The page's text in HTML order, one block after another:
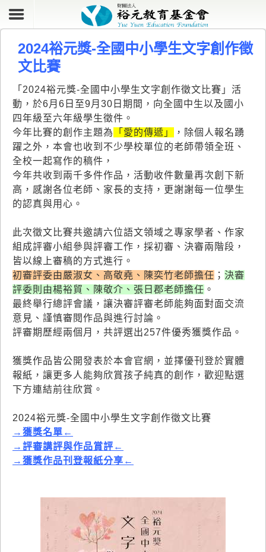
2024裕元獎-全國中小學生文字創作徵
文比賽
「2024裕元獎-全國中小學生文字創作徵文比賽」活
動，於6月6日至9月30日期間，向全國中生以及國小
四年級至六年級學生徵件。
今年比賽的創作主題為 「愛的傳遞」
，除個人報名踴
躍之外，本會也收到不少學校單位的老師帶領全班、
全校一起寫作的稿件，
今年共收到兩千多件作品，活動收件數量再次創下新
高，感謝各位老師、家長的支持，更謝謝每一位學生
的認真與用心。
此次徵文比賽共邀請六位語文領域之專家學者、作家
組成評審小組參與評審工作，採初審、決審兩階段，
皆以線上審稿的方式進行。
初審評委由嚴淑女、高敬堯、陳奕竹老師擔任 ； 決審
評委則由楊裕貿、陳敬介、張日郡老師擔任 。
最終舉行總評會議，讓決審評審老師能夠面對面交流
意見、謹慎審閱作品與進行討論。
評審期歷經兩個月，共評選出257件優秀獲獎作品。
獲獎作品皆公開發表於本會官網，並擇優刊登於實體
報紙，讓更多人能夠欣賞孩子純真的創作，歡迎點選
下方連結前往欣賞。
2024裕元獎-全國中小學生文字創作徵文比賽
→獲獎名單 ←
→評審講評與作品賞評 ←
→獲獎作品刊登報紙分享 ←